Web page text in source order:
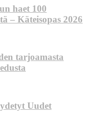
haet 100
– Käteisopas 2026
tarjoamasta
Uudet